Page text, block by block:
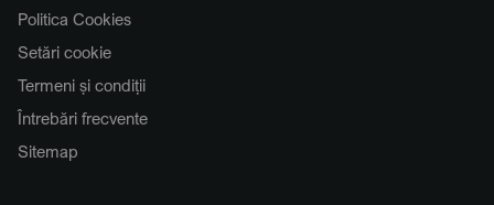
Politica Cookies
Setări cookie
Termeni și condiții
Întrebări frecvente
Sitemap